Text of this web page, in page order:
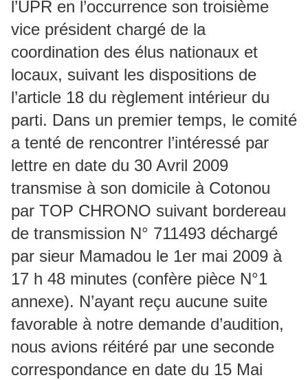
l’UPR en l’occurrence son troisième
vice président chargé de la
coordination des élus nationaux et
locaux, suivant les dispositions de
l’article 18 du règlement intérieur du
parti. Dans un premier temps, le comité
a tenté de rencontrer l’intéressé par
lettre en date du 30 Avril 2009
transmise à son domicile à Cotonou
par TOP CHRONO suivant bordereau
de transmission N° 711493 déchargé
par sieur Mamadou le 1er mai 2009 à
17 h 48 minutes (confère pièce N°1
annexe). N’ayant reçu aucune suite
favorable à notre demande d’audition,
nous avions réitéré par une seconde
correspondance en date du 15 Mai